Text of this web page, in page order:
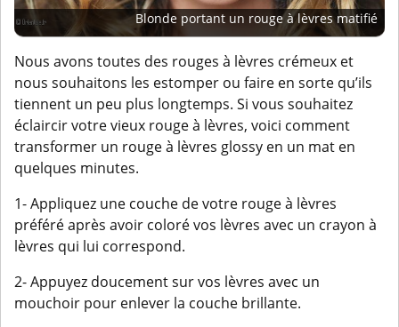
Blonde portant un rouge à lèvres matifié
Nous avons toutes des rouges à lèvres crémeux et
nous souhaitons les estomper ou faire en sorte qu’ils
tiennent un peu plus longtemps. Si vous souhaitez
éclaircir votre vieux rouge à lèvres, voici comment
transformer un rouge à lèvres glossy en un mat en
quelques minutes.
1- Appliquez une couche de votre rouge à lèvres
préféré après avoir coloré vos lèvres avec un crayon à
lèvres qui lui correspond.
2- Appuyez doucement sur vos lèvres avec un
mouchoir pour enlever la couche brillante.